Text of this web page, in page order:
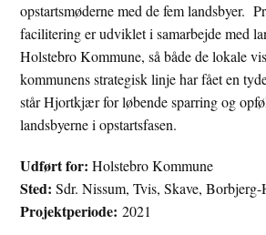
opstartsmøderne med de fem landsbyer.
facilitering er udviklet i samarbejde med
Holstebro Kommune, så både de lokale
kommunens strategisk linje har fået en
står Hjortkjær for løbende sparring og
landsbyerne i opstartsfasen.
Udført for:Holstebro Kommune
Sted:Sdr. Nissum, Tvis, Skave,
Projektperiode:2021